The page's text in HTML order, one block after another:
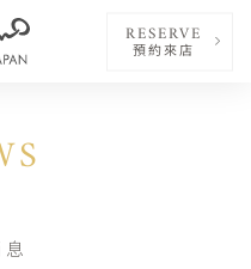
RESERVE
預約來店